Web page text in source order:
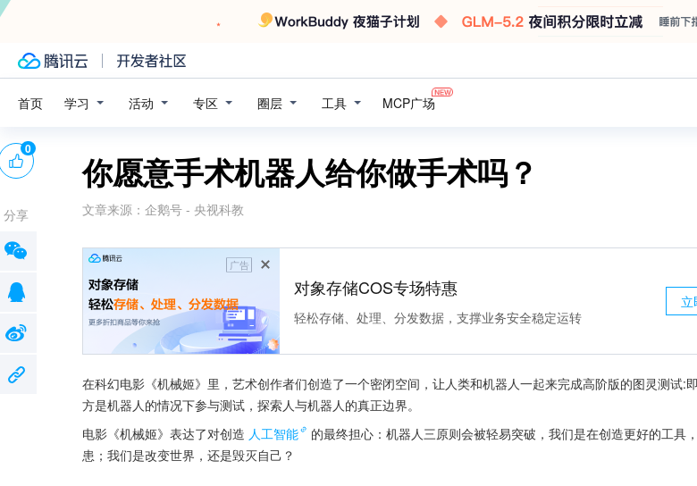
首页 学习 活动 专区 圈层 工具 MCP广场
你愿意手术机器人给你做手术吗？
文章来源： 企鹅号 - 央视科教
广告
对象存储COS专场特惠
轻松存储、处理、分发数据，支撑业务安全稳定运转
立
在科幻电影《机械姬》里，艺术创作者们创造了一个密闭空间，让人类和机器人一起来完成高阶版的图灵测试:
方是机器人的情况下参与测试，探索人与机器人的真正边界。
电影《机械姬》表达了对创造 人工智能
的最终担心：机器人三原则会被轻易突破，我们是在创造更好的工具
患；我们是改变世界，还是毁灭自己？
0
分享